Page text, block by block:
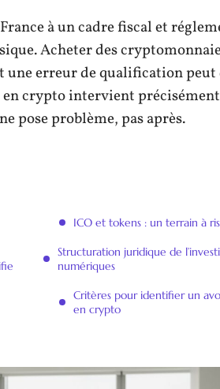
à un cadre fiscal et
Acheter des
une erreur de qualification
crypto intervient précisément
pose problème, pas après.
ICO et tokens : un terrain à
Structuration juridique de
numériques
Critères pour identifier un
en crypto